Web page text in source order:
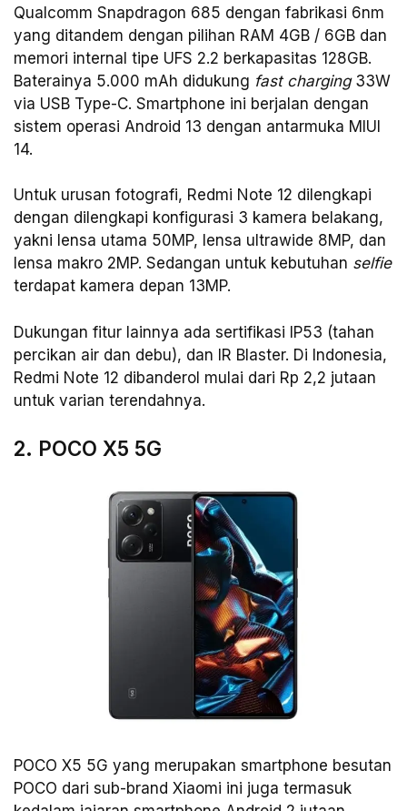
Qualcomm Snapdragon 685 dengan fabrikasi 6nm
yang ditandem dengan pilihan RAM 4GB / 6GB dan
memori internal tipe UFS 2.2 berkapasitas 128GB.
Baterainya 5.000 mAh didukung fast charging33W
via USB Type-C. Smartphone ini berjalan dengan
sistem operasi Android 13 dengan antarmuka MIUI
14.
Untuk urusan fotografi, Redmi Note 12 dilengkapi
dengan dilengkapi konfigurasi 3 kamera belakang,
yakni lensa utama 50MP, lensa ultrawide 8MP, dan
lensa makro 2MP. Sedangan untuk kebutuhan selfie
terdapat kamera depan 13MP.
Dukungan fitur lainnya ada sertifikasi IP53 (tahan
percikan air dan debu), dan IR Blaster. Di Indonesia,
Redmi Note 12 dibanderol mulai dari Rp 2,2 jutaan
untuk varian terendahnya.
2. POCO X5 5G
POCO X5 5G yang merupakan smartphone besutan
POCO dari sub-brand Xiaomi ini juga termasuk